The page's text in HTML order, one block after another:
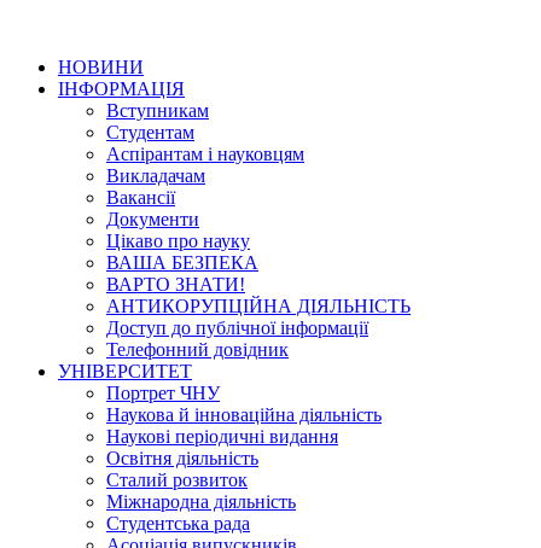
НОВИНИ
ІНФОРМАЦІЯ
Вступникам
Студентам
Аспірантам і науковцям
Викладачам
Вакансії
Документи
Цікаво про науку
ВАША БЕЗПЕКА
ВАРТО ЗНАТИ!
АНТИКОРУПЦІЙНА ДІЯЛЬНІСТЬ
Доступ до публічної інформації
Телефонний довідник
УНІВЕРСИТЕТ
Портрет ЧНУ
Наукова й інноваційна діяльність
Наукові періодичні видання
Освітня діяльність
Сталий розвиток
Міжнародна діяльність
Студентська рада